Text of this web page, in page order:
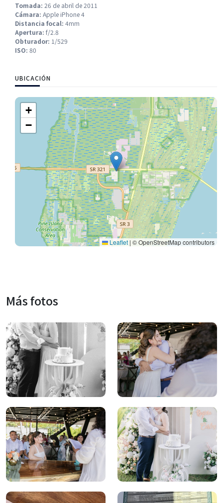
Tomada: 26 de abril de 2011
Cámara: Apple iPhone 4
Distancia focal: 4mm
Apertura: f/2.8
Obturador: 1/529
ISO: 80
UBICACIÓN
+
−
Leaflet | © OpenStreetMap contributors
Más fotos